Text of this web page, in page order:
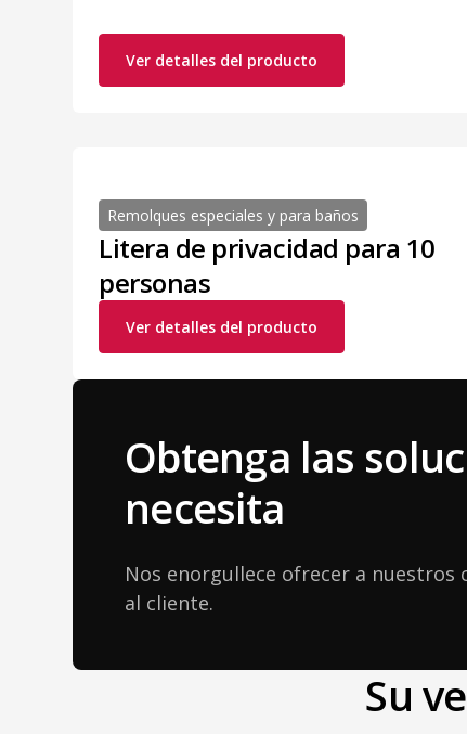
Ver detalles del producto
Remolques especiales y para baños
Litera de privacidad para 10
personas
Ver detalles del producto
Obtenga las
necesita
Nos enorgullece ofrecer a nuestros
al cliente.
Su